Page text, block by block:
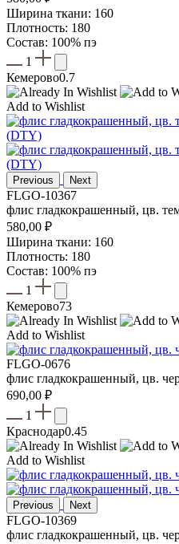
Ширина ткани: 160
Плотность: 180
Состав: 100% пэ
1
Кемерово0.7
Add to Wishlist
Previous Next
FLGO-10367
флис гладкокрашенный, цв.
580,00 ₽
Ширина ткани: 160
Плотность: 180
Состав: 100% пэ
1
Кемерово73
Add to Wishlist
FLGO-0676
флис гладкокрашенный, цв.
690,00 ₽
1
Краснодар0.45
Add to Wishlist
Previous Next
FLGO-10369
флис гладкокрашенный, цв.